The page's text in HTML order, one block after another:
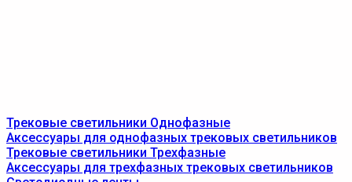
Трековые светильники Однофазные
Аксессуары для однофазных трековых светильников
Трековые светильники Трехфазные
Аксессуары для трехфазных трековых светильников